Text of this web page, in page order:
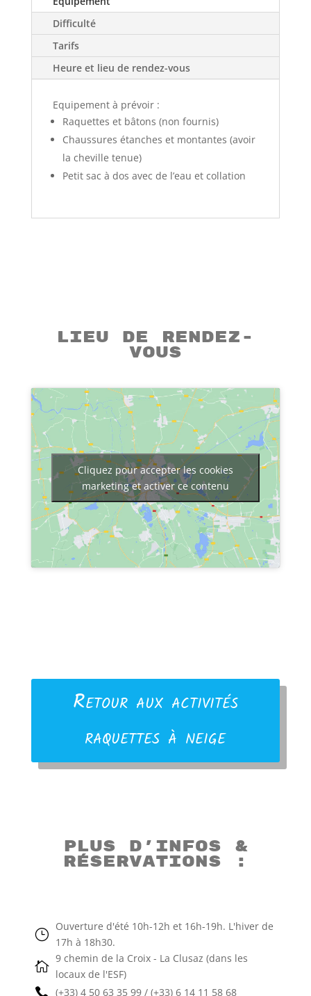
Difficulté
Tarifs
Heure et lieu de rendez-vous
Equipement à prévoir :
Raquettes et bâtons (non fournis)
Chaussures étanches et montantes (avoir
la cheville tenue)
Petit sac à dos avec de l’eau et collation
Lieu de rendez-
vous
Cliquez pour accepter les cookies
marketing et activer ce contenu
Retour aux activités
raquettes à neige
Plus d’infos &
réservations :
}
Ouverture d'été 10h-12h et 16h-19h. L'hiver de
17h à 18h30.

9 chemin de la Croix - La Clusaz (dans les
locaux de l'ESF)
 (+33) 4 50 63 35 99 / (+33) 6 14 11 58 68